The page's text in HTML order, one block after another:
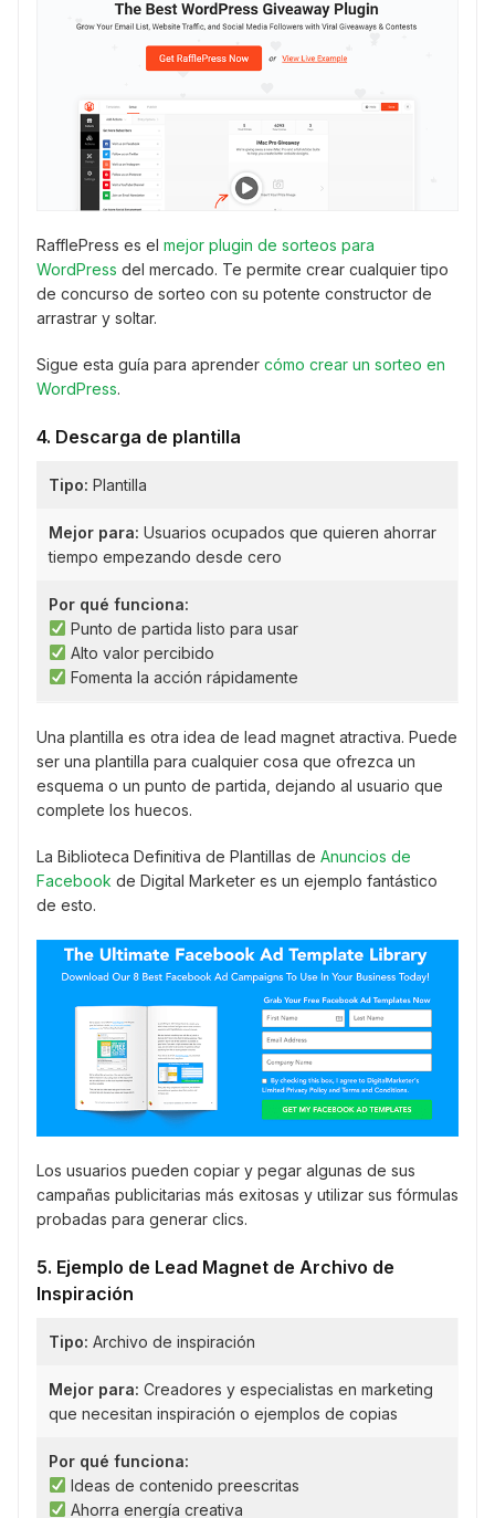
RafflePress es el mejor plugin de sorteos para
WordPress del mercado. Te permite crear cualquier tipo
de concurso de sorteo con su potente constructor de
arrastrar y soltar.
Sigue esta guía para aprender cómo crear un sorteo en
WordPress.
4. Descarga de plantilla
Tipo: Plantilla
Mejor para: Usuarios ocupados que quieren ahorrar
tiempo empezando desde cero
Por qué funciona:
Punto de partida listo para usar
Alto valor percibido
Fomenta la acción rápidamente
Una plantilla es otra idea de lead magnet atractiva. Puede
ser una plantilla para cualquier cosa que ofrezca un
esquema o un punto de partida, dejando al usuario que
complete los huecos.
La Biblioteca Definitiva de Plantillas de Anuncios de
Facebook de Digital Marketer es un ejemplo fantástico
de esto.
Los usuarios pueden copiar y pegar algunas de sus
campañas publicitarias más exitosas y utilizar sus fórmulas
probadas para generar clics.
5. Ejemplo de Lead Magnet de Archivo de
Inspiración
Tipo: Archivo de inspiración
Mejor para: Creadores y especialistas en marketing
que necesitan inspiración o ejemplos de copias
Por qué funciona:
Ideas de contenido preescritas
Ahorra energía creativa